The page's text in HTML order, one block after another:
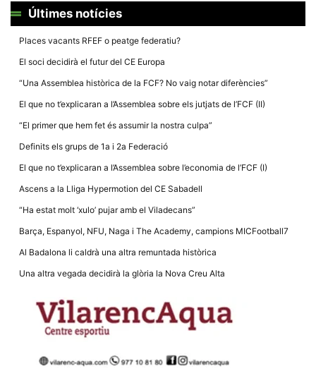
Últimes notícies
Places vacants RFEF o peatge federatiu?
El soci decidirà el futur del CE Europa
“Una Assemblea històrica de la FCF? No vaig notar diferències”
El que no t’explicaran a l’Assemblea sobre els jutjats de l’FCF (II)
“El primer que hem fet és assumir la nostra culpa”
Definits els grups de 1a i 2a Federació
El que no t’explicaran a l’Assemblea sobre l’economia de l’FCF (I)
Ascens a la Lliga Hypermotion del CE Sabadell
“Ha estat molt ‘xulo’ pujar amb el Viladecans”
Barça, Espanyol, NFU, Naga i The Academy, campions MICFootball7
Al Badalona li caldrà una altra remuntada històrica
Una altra vegada decidirà la glòria la Nova Creu Alta
anònima d'ús
per a millorar
i la seva
d'usuari
components
nostre lloc web
dades en el seu
permeten que el
possible. Si
rebutja
aquestes
funcionalitats